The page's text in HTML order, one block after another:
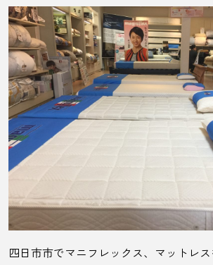
四日市市でマニフレックス、マットレ